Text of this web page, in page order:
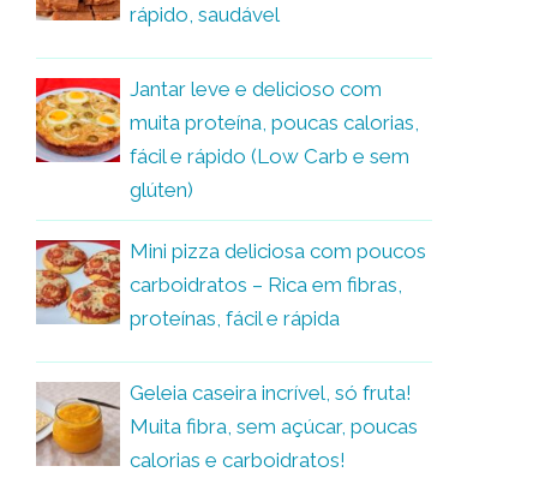
rápido, saudável
Jantar leve e delicioso com
muita proteína, poucas calorias,
fácil e rápido (Low Carb e sem
glúten)
Mini pizza deliciosa com poucos
carboidratos – Rica em fibras,
proteínas, fácil e rápida
Geleia caseira incrível, só fruta!
Muita fibra, sem açúcar, poucas
calorias e carboidratos!